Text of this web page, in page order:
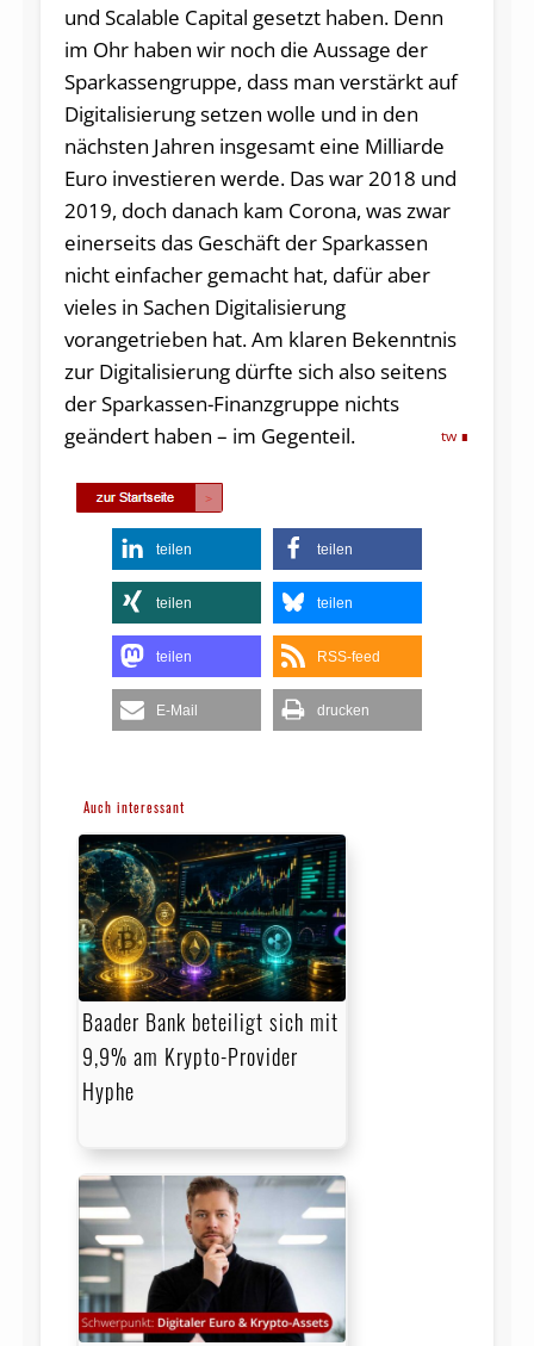
und Scalable Capital gesetzt haben. Denn
im Ohr haben wir noch die Aussage der
Sparkassengruppe, dass man verstärkt auf
Digitalisierung setzen wolle und in den
nächsten Jahren insgesamt eine Milliarde
Euro investieren werde. Das war 2018 und
2019, doch danach kam Corona, was zwar
einerseits das Geschäft der Sparkassen
nicht einfacher gemacht hat, dafür aber
vieles in Sachen Digitalisierung
vorangetrieben hat. Am klaren Bekenntnis
zur Digitalisierung dürfte sich also seitens
der Sparkassen-Finanzgruppe nichts
geändert haben – im Gegenteil.
tw
teilen teilen
teilen teilen
teilen RSS-feed
E-Mail drucken
Auch interessant
Baader Bank beteiligt sich mit
9,9% am Krypto-Provider
Hyphe